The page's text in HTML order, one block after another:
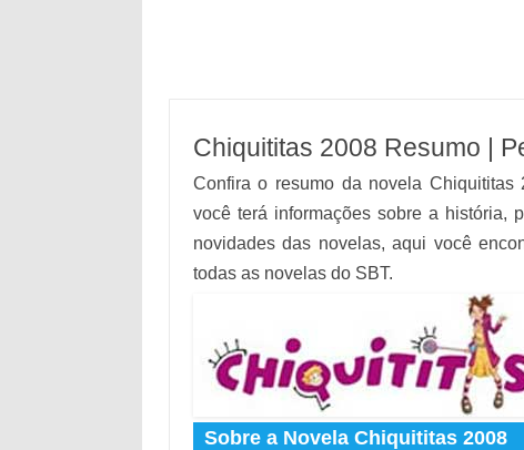
Chiquititas 2008 Resumo |
Confira o resumo da novela
você terá informações sobre a história,
novidades das novelas, aqui você
todas as novelas do SBT.
Sobre a Novela Chiquititas 2008